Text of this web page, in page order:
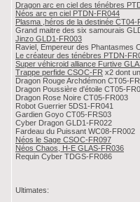
Dragon arc en ciel des ténébres
Néos arc en ciel PTDN-FR044
Plasma ,héros de la destinée CT04-
Grand maitre des six samourais
Jinzo GLD1-FR003
Raviel, Empereur des Phantasmes
Le créateur des ténébres PTDN-
Super véhicroid alliance Furtive
Trappe perfide CSOC-FR x2 dont
Dragon Rouge Archdémon CT05-
Dragon Poussière d'étoile CT05-
Dragon Rose Noire CT05-FR003
Robot Guerrier 5DS1-FR041
Gardien Goyo CT05-FRS03
Cyber Dragon GLD1-FR022
Fardeau du Puissant WC08-FR002
Néos le Sage CSOC-FR097
Néos Chaos, H-E GLAS-FR036
Requin Cyber TDGS-FR086
Ultimates: